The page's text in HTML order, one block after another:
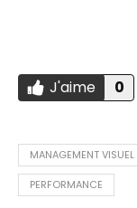
Do you like this?
J'aime 0
MANAGEMENT VISUEL
PERFORMANCE